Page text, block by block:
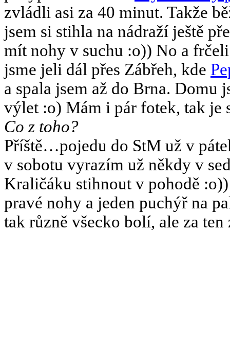
zvládli asi za 40 minut. Takže
jsem si stihla na nádraží ještě
mít nohy v suchu :o)) No a
jsme jeli dál přes Zábřeh, kde
a spala jsem až do Brna. Domu
výlet :o) Mám i pár fotek, tak je
Co z toho?
Příště…pojedu do StM už v
v sobotu vyrazím už někdy v
Kraličáku stihnout v pohodě
pravé nohy a jeden puchýř na
tak různě všecko bolí, ale za